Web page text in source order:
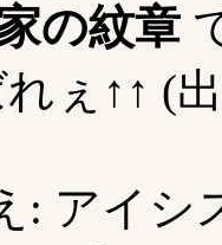
の紋章
ぇ↑↑ (
: アイシ